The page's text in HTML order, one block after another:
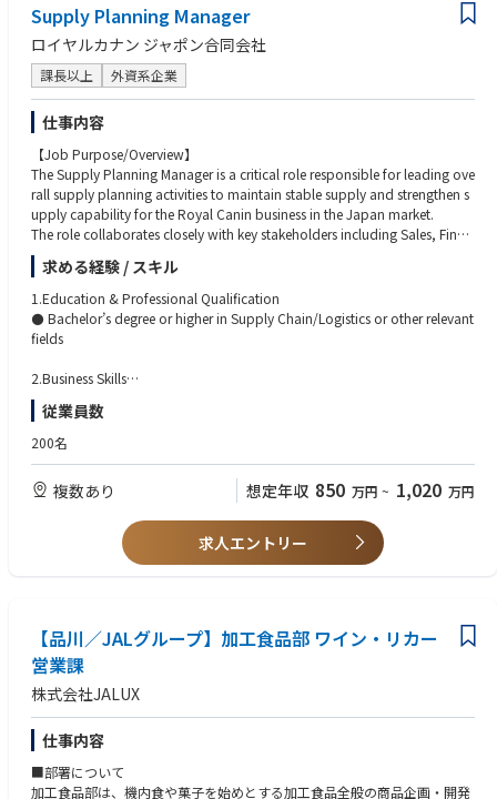
■募集背景
米中間の技術競争が激化する中、輸出管理に関する法令・規制は一層強
化・複雑化しています。こうした環境下でグループ全社における違反を防
ぐためには、各社で適切に運用できる確固たる体制基盤の構築に加え、定
期的な監査による状況把握と迅速な是正対応が不可欠です。今回、輸出関
連法令を理解し、グローバル子会社への指導・支援を担っていただける人
材を募集します。
■働き方
・残業時間：月平均20時間程度
・在宅勤務頻度：有（月数回程度の出社あり）
・フレックスタイムの有無：有
・出張頻度／期間／行先（国内外）：状況により海外出張の可能性あり
■当業務の魅力点・応募者にとってのベネフィット
本ポジションは、当社グループの輸出取引が関連法令を遵守し円滑に遂行
されることを確保し、社会的信頼の維持・向上に直結する重要な役割を担
います。地域本社・グループ本社を通じて全子会社の体制強化、監査によ
る改善を促し、輸出管理強化ツールの導入を図ることでコンプライアンス
の実効性を高め、企業価値の向上に直接貢献するポジションです。
同社は日本・東京工業大学発の企業として誕生、今やグローバル企業とし
て業界をリードしています。ＴＤＫ株式会社では創業時から材料そのもの
から開発、生産するモノづくり力を強化し成長してきました。
TDKは、世界30以上の国・地域に250カ所を超える拠点を展開していま
す。磁性技術で世界をリードし、事業セグメントは、受動部品、センサ応
将来に向けて大きな成長が見込まれる自動車、ICT、産業機器・エネルギ
ーの3市場を重点市場と位置づけており、各種製品の提供を通じて3市場の
さらなる拡大に貢献しているほか、ますます高度化する市場ニーズに応え
ていくため、スピード感をもって設備投資や研究開発、M&Aなどの成長投
■参考URL
オフィス紹介
https://www.tdk.com/ja/careers/graduates/office/
Supply Planning Manager
ロイヤルカナン ジャポン合同会社
課長以上 外資系企業
仕事内容
【Job Purpose/Overview】
The Supply Planning Manager is a critical role responsible for leading ove
rall supply planning activities to maintain stable supply and strengthen s
upply capability for the Royal Canin business in the Japan market.
The role collaborates closely with key stakeholders including Sales, Finan
ce, global/regional teams, and other E2E Supply Chain functions includi
ng Packaging Center Operations.
The position is expected to demonstrate strong team leadership by influe
ncing cross-functional stakeholders, driving alignment, and acting as a c
entral coordinator during supply issues, business changes, and strategic i
The Supply Planning Manager takes initiative to optimize planning struct
aboration with Finance and Logistics teams. The role also develops and
drives the facilitation of SCMR (Supply Chain Management Review) as pa
rt of the S&OP+ process.
In addition, the role acts as a role model within Supply Planning by prov
iding expertise, practical guidance, and day-to-day support & coaching
lem-solving, while driving operational excellence through strong owners
hip and performance.
bble/materials) for the Japan market by validating supply plans, purcha
sing plans, production plans, inventory levels, change management activ
ities, and key planning parameters maintained by supply planners.
⚫ Develop and execute mid- to long-term supply planning strategies to s
trengthen supply capability by collaborating with key stakeholders inclu
ding Sales, Finance, 3PL providers (M-Logi), regional teams, and other E
2E Supply Chain functions.
⚫ Collaborate with the external customer (VMI operations) to ensure sta
ble supply, inventory optimization, operational alignment, and effective
求める経験 / スキル
1.Education & Professional Qualification
⚫ Bachelor’s degree or higher in Supply Chain/Logistics or other relevant
fields
2.Business Skills
⚫ 5+ years working experience in supply chain field (Logistics, Demand/
Supply Planning, Customer Service,
Operations)
⚫ Financial knowledge & Acumen
⚫ Fluent in written & spoken English and Japanese
従業員数
200名
複数あり 想定年収 850 万円 ~ 1,020 万円
求人エントリー
【品川／JALグループ】加工食品部 ワイン・リカー
営業課
株式会社JALUX
仕事内容
■部署について
加工食品部は、機内食や菓子を始めとする加工食品全般の商品企画・開発